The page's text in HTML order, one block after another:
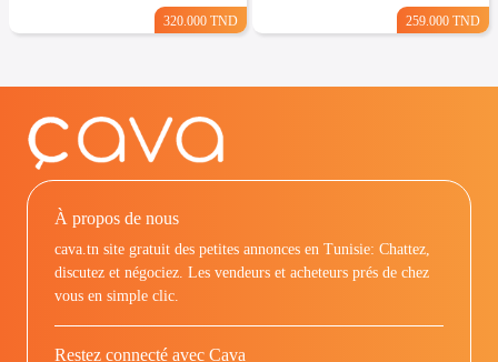
320.000 TND 259.000 TND
À propos de nous
cava.tn site gratuit des petites annonces en Tunisie: Chattez,
discutez et négociez. Les vendeurs et acheteurs prés de chez
vous en simple clic.
Restez connecté avec Cava